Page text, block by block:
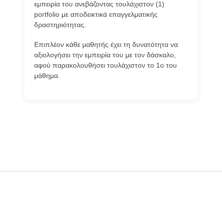
εμπειρία του ανεβάζοντας τουλάχιστον (1)
portfolio με αποδεικτικά επαγγελματικής
δραστηριότητας.
Επιπλέον κάθε μαθητής έχει τη δυνατότητα να
αξιολογήσει την εμπειρία του με τον δάσκαλο,
αφού παρακολουθήσει τουλάχιστον το 1ο του
μάθημα.